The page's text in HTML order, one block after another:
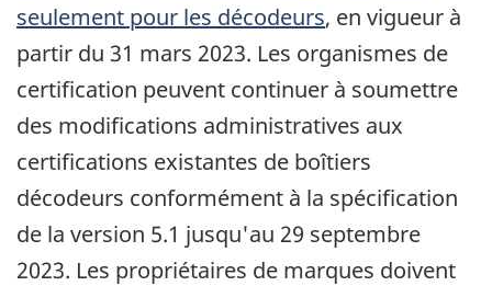
seulement pour les décodeurs, en vigueur à
partir du 31 mars 2023. Les organismes de
certification peuvent continuer à soumettre
des modifications administratives aux
certifications existantes de boîtiers
décodeurs conformément à la spécification
de la version 5.1 jusqu'au 29 septembre
2023. Les propriétaires de marques doivent